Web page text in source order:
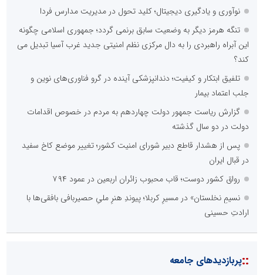
نوآوری و یادگیری دیجیتال؛ کلید تحول در مدیریت مدارس فردا
تنگه هرمز دیگر به وضعیت سابق برنمی گردد؛ جمهوری اسلامی چگونه
این آبراه راهبردی را به دال مرکزی نظم امنیتی جدید غرب آسیا تبدیل می
کند؟
تلفیق ابتکار و کیفیت؛ دندانپزشکی آینده در گرو فناوری‌های نوین و
جلب اعتماد بیمار
گزارش ریاست جمهور دولت چهاردهم به مردم در خصوص اقدامات
دولت در دو سال گذشته
پس از هشدار قاطع دبیر شورای امنیت کشور؛ تغییر موضع کاخ سفید
در قبال ایران
رواق کشور دوست؛ قاب محبوب زائران اربعین در عمود ۷۹۴
نسیمِ نخلستان» در مسیرِ کربلا؛ پیوندِ هنرِ ملیِ حصیربافی بافقی‌ها با
ارادتِ حسینی
::پربازدیدهای جامعه